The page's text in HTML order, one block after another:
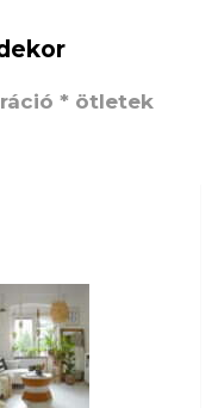
* ötletek